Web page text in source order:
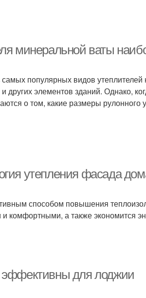
минеральной ваты
популярных видов
других элементов зданий. Однако,
о том, какие размеры рулонного
утепления фасада
способом повышения
комфортными, а также экономится
эффективны для лоджии